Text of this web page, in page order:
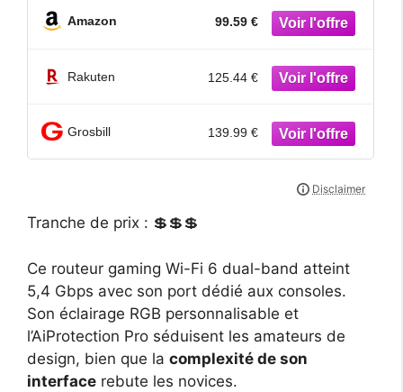
Quatre Ports 1G, sécurité réseau de
Niveau Commercial, contrôle Parental,
Amazon 99.59 €
Rakuten 125.44 €
Grosbill 139.99 €
Tranche de prix : 💲💲💲
Ce routeur gaming Wi-Fi 6 dual-band atteint
5,4 Gbps avec son port dédié aux consoles.
Son éclairage RGB personnalisable et
l’AiProtection Pro séduisent les amateurs de
design, bien que la complexité de son
interface rebute les novices.